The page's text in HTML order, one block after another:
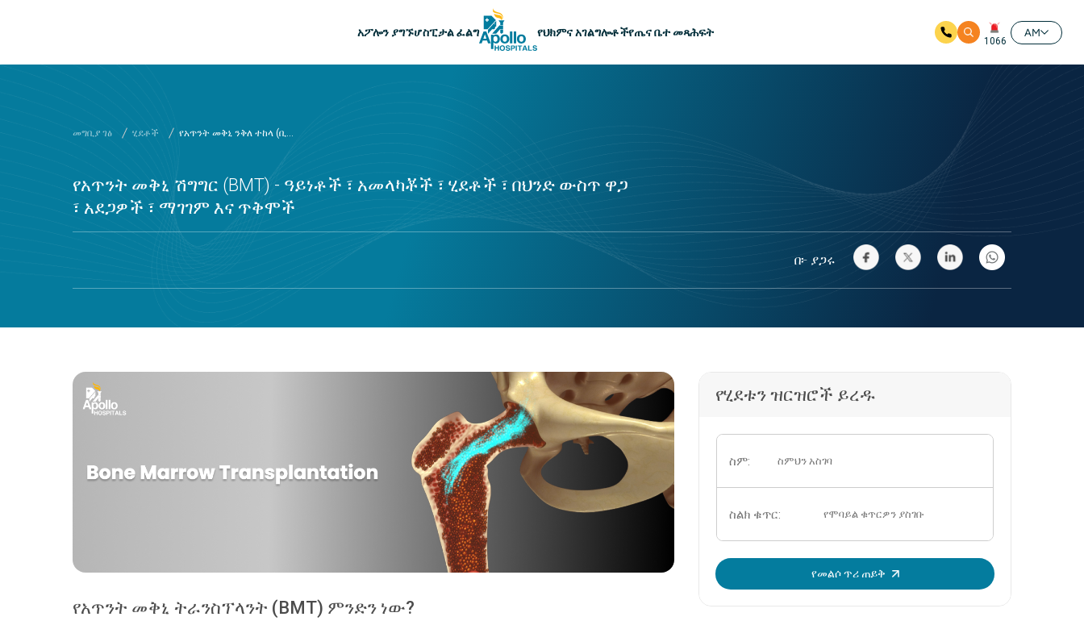
አፖሎን ያግኙሆስፒታል ፈልግ የህክምና አገልግሎቶችየጤና ቤተ መጻሕፍት
1066
AM
መግቢያ ገፅ ሂደቶች የአጥንት መቅኒ ንቅለ ተከላ (ቢ...
የአጥንት መቅኒ ሽግግር (BMT) - ዓይነቶች ፣ አመላካቾች ፣ ሂደቶች ፣ በህንድ ውስጥ ዋጋ
፣ አደጋዎች ፣ ማገገም እና ጥቅሞች
በ፦ ያጋሩ
የአጥንት መቅኒ ትራንስፕላንት (BMT) ምንድን ነው?
የሂደቱን ዝርዝሮች ይረዱ
ስም:
ስልክ ቁጥር:
የመልሶ ጥሪ ጠይቅ